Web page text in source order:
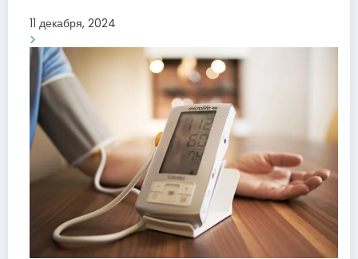
11 декабря, 2024